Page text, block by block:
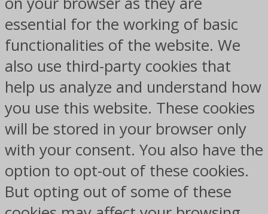
essential for the working of basic
functionalities of the website. We
also use third-party cookies that
help us analyze and understand how
you use this website. These cookies
will be stored in your browser only
with your consent. You also have the
option to opt-out of these cookies.
But opting out of some of these